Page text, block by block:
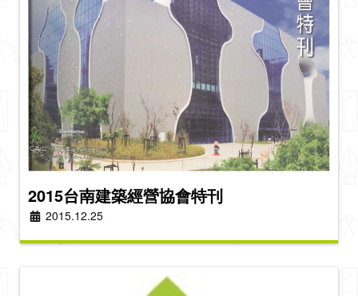
2015台南建築經營協會特刊
2015.12.25